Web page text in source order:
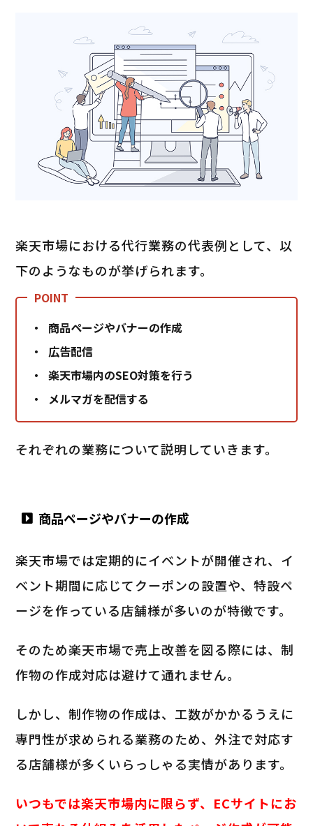
楽天市場における代行業務の代表例として、以
下のようなものが挙げられます。
商品ページやバナーの作成
広告配信
楽天市場内のSEO対策を行う
メルマガを配信する
それぞれの業務について説明していきます。
商品ページやバナーの作成
楽天市場では定期的にイベントが開催され、イ
ベント期間に応じてクーポンの設置や、特設ペ
ージを作っている店舗様が多いのが特徴です。
そのため楽天市場で売上改善を図る際には、制
作物の作成対応は避けて通れません。
しかし、制作物の作成は、工数がかかるうえに
専門性が求められる業務のため、外注で対応す
る店舗様が多くいらっしゃる実情があります。
いつもでは楽天市場内に限らず、ECサイトにお